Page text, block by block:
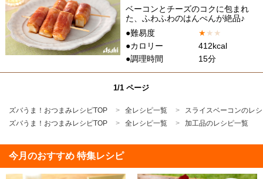
ベーコンとチーズのコクに包まれ
た、ふわふわのはんぺんが絶品♪
●難易度
★★ ★
●カロリー
412kcal
●調理時間
15分
1/1 ページ
ズバうま！おつまみレシピTOP 全レシピ一覧
スライスベーコンのレ
ズバうま！おつまみレシピTOP
全レシピ一覧 加工品のレシピ一覧
今月のおすすめ 特集レシピ